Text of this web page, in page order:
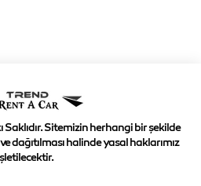
Sitemizin herhangi bir şekilde
dağıtılması halinde yasal haklarımız